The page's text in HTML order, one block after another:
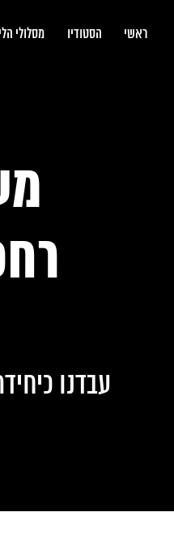
ראשי הסטודיו מסלולי
עבדנו